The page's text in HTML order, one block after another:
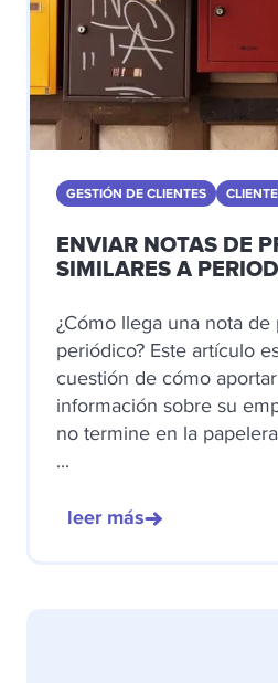
GESTIÓN DE CLIENTES
ENVIAR NOTAS DE
SIMILARES A
¿Cómo llega una nota de
periódico? Este artículo
cuestión de cómo
información sobre su
no termine en la
...
leer más